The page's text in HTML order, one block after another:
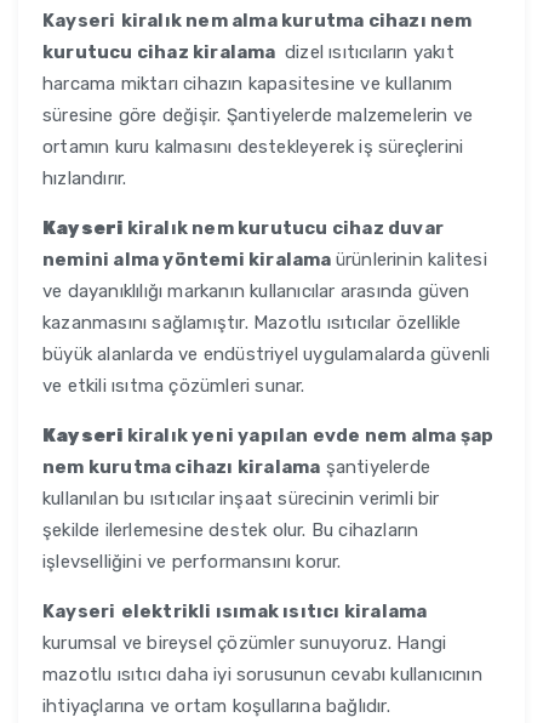
Kayseri kiralık nem alma kurutma cihazı nem
kurutucu cihaz kiralama dizel ısıtıcıların yakıt
harcama miktarı cihazın kapasitesine ve kullanım
süresine göre değişir. Şantiyelerde malzemelerin ve
ortamın kuru kalmasını destekleyerek iş süreçlerini
hızlandırır.
Kayseri kiralık nem kurutucu cihaz duvar
nemini alma yöntemi kiralama ürünlerinin kalitesi
ve dayanıklılığı markanın kullanıcılar arasında güven
kazanmasını sağlamıştır. Mazotlu ısıtıcılar özellikle
büyük alanlarda ve endüstriyel uygulamalarda güvenli
ve etkili ısıtma çözümleri sunar.
Kayseri kiralık yeni yapılan evde nem alma şap
nem kurutma cihazı kiralama şantiyelerde
kullanılan bu ısıtıcılar inşaat sürecinin verimli bir
şekilde ilerlemesine destek olur. Bu cihazların
işlevselliğini ve performansını korur.
Kayseri elektrikli ısımak ısıtıcı kiralama
kurumsal ve bireysel çözümler sunuyoruz. Hangi
mazotlu ısıtıcı daha iyi sorusunun cevabı kullanıcının
ihtiyaçlarına ve ortam koşullarına bağlıdır.